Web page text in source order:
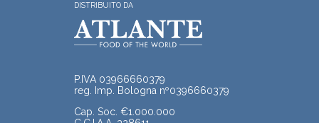
DISTRIBUITO DA
P.IVA 03966660379
reg. Imp. Bologna nº0396660379
Cap. Soc. €1.000.000